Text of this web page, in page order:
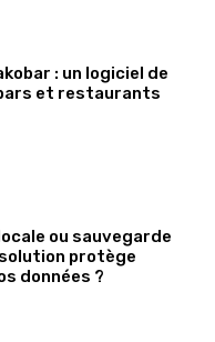
: un logiciel de
et restaurants
ou sauvegarde
protège
données ?